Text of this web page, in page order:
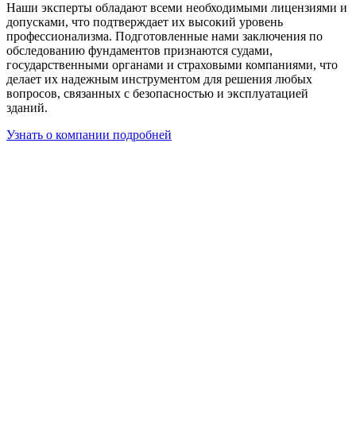
Наши эксперты обладают всеми необходимыми лицензиями и
допусками, что подтверждает их высокий уровень
профессионализма. Подготовленные нами заключения по
обследованию фундаментов признаются судами,
государственными органами и страховыми компаниями, что
делает их надежным инструментом для решения любых
вопросов, связанных с безопасностью и эксплуатацией
зданий.
Узнать о компании подробней